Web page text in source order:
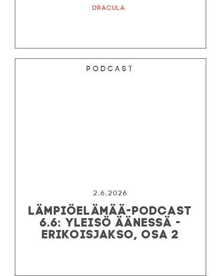
Dracula
Podcast
2.6.2026
LÄMPIÖELÄMÄÄ-PODCAST
6.6: YLEISÖ ÄÄNESSÄ -
ERIKOISJAKSO, OSA 2